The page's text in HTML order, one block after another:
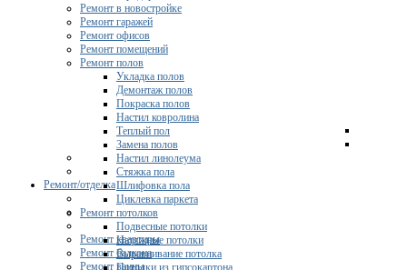
Ремонт/отделка
Ремонт квартиры
Ремонт балкона
Ремонт ванны
Ремонт в новостройке
Ремонт гаражей
Ремонт офисов
Ремонт помещений
Ремонт полов
Укладка полов
Демонтаж полов
Покраска полов
Настил ковролина
Теплый пол
Замена полов
Настил линолеума
Стяжка пола
Шлифовка пола
Циклевка паркета
Ремонт потолков
Подвесные потолки
Натяжные потолки
Выравнивание потолка
Потолки из гипсокартона